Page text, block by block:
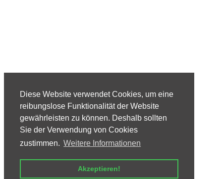
Diese Website verwendet Cookies, um eine
reibungslose Funktionalität der Website
gewährleisten zu können. Deshalb sollten
Sie der Verwendung von Cookies
zustimmen. Weitere Informationen
Akzeptieren!